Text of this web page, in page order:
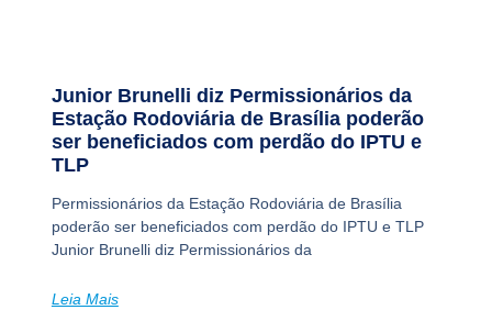
Junior Brunelli diz Permissionários da
Estação Rodoviária de Brasília poderão
ser beneficiados com perdão do IPTU e
TLP
Permissionários da Estação Rodoviária de Brasília
poderão ser beneficiados com perdão do IPTU e TLP
Junior Brunelli diz Permissionários da
Leia Mais